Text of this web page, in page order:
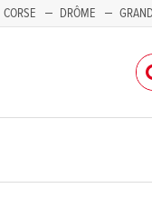
CORSE DRÔME